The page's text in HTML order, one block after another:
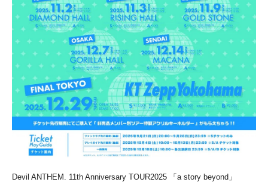
Devil ANTHEM. 11th Anniversary TOUR2025 「a story beyond」